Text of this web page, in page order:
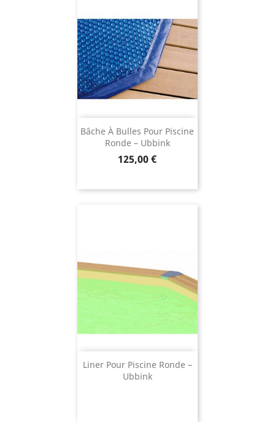
Bâche À Bulles Pour Piscine
Ronde – Ubbink
Prix
125,00 €
Liner Pour Piscine Ronde –
Ubbink